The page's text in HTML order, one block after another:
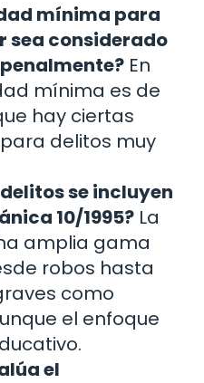
mínima para
sea considerado
En
mínima es de
hay ciertas
delitos muy
se incluyen
10/1995? La
amplia gama
robos hasta
como
el enfoque
el